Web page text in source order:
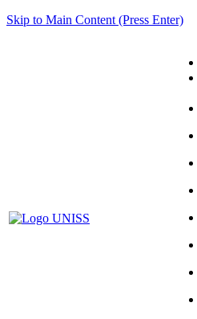
Skip to Main Content (Press Enter)